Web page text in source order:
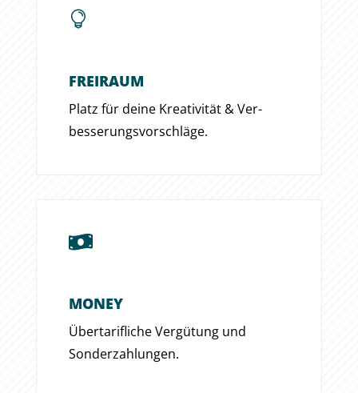

FREIRAUM
Platz für deine Krea­tivität & Ver­
besserungs­vor­schläge.

MONEY
Über­tarifliche Ver­gütung und
Sonder­zahlungen.